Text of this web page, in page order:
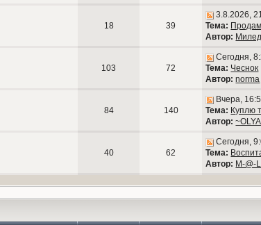
18 39
3.8.2026,
Тема:
Автор:
103 72
Сегодня,
Тема: Чеснок
Автор: norma
84 140
Вчера,
Тема: Куплю
Автор:
40 62
Сегодня,
Тема:
Автор: M-@-